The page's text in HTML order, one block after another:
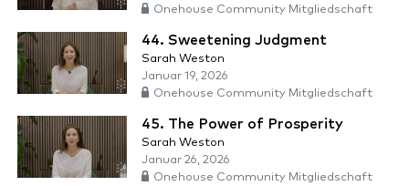
Onehouse Community Mitgliedschaft
44. Sweetening Judgment
Sarah Weston
Januar 19, 2026
Onehouse Community Mitgliedschaft
45. The Power of Prosperity
Sarah Weston
Januar 26, 2026
Onehouse Community Mitgliedschaft